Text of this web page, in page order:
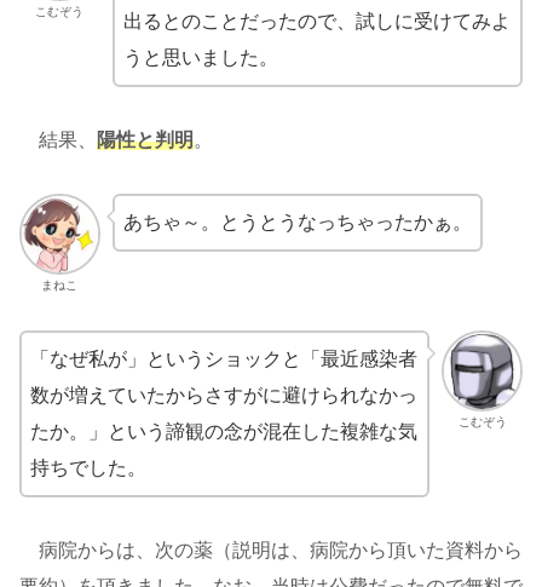
こむぞう
出るとのことだったので、試しに受けてみよ
うと思いました。
結果、 陽性と判明。
まねこ
あちゃ～。とうとうなっちゃったかぁ。
こむぞう
「なぜ私が」というショックと「最近感染者
数が増えていたからさすがに避けられなかっ
たか。」という諦観の念が混在した複雑な気
持ちでした。
病院からは、次の薬（説明は、病院から頂いた資料から